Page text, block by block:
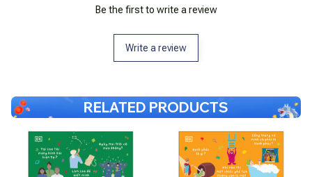
Be the first to write a review
Write a review
RELATED PRODUCTS